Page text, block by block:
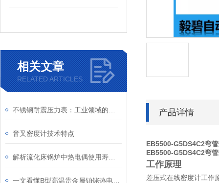
相关文章
RELATED ARTICLES
音叉密度计技术特点
产品详情
EB5500-G5DS4C2弯
EB5500-G5DS4C2弯
工作原理
差压式在线密度计工作